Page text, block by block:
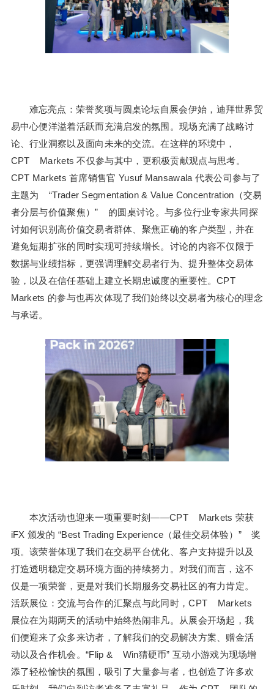
难忘亮点：荣誉奖项与圆桌论坛自展会伊始，迪拜世界贸
易中心便洋溢着活跃而充满启发的氛围。现场充满了战略讨
论、行业洞察以及面向未来的交流。在这样的环境中，
CPT Markets 不仅参与其中，更积极贡献观点与思考。
CPT Markets 首席销售官 Yusuf Mansawala 代表公司参与了
主题为 “Trader Segmentation & Value Concentration（交易
者分层与价值聚焦）” 的圆桌讨论。与多位行业专家共同探
讨如何识别高价值交易者群体、聚焦正确的客户类型，并在
避免短期扩张的同时实现可持续增长。讨论的内容不仅限于
数据与业绩指标，更强调理解交易者行为、提升整体交易体
验，以及在信任基础上建立长期忠诚度的重要性。CPT
Markets 的参与也再次体现了我们始终以交易者为核心的理念
与承诺。
本次活动也迎来一项重要时刻——CPT Markets 荣获
iFX 颁发的 “Best Trading Experience（最佳交易体验）” 奖
项。该荣誉体现了我们在交易平台优化、客户支持提升以及
打造透明稳定交易环境方面的持续努力。对我们而言，这不
仅是一项荣誉，更是对我们长期服务交易社区的有力肯定。
活跃展位：交流与合作的汇聚点与此同时，CPT Markets
展位在为期两天的活动中始终热闹非凡。从展会开场起，我
们便迎来了众多来访者，了解我们的交易解决方案、赠金活
动以及合作机会。“Flip & Win猜硬币” 互动小游戏为现场增
添了轻松愉快的氛围，吸引了大量参与者，也创造了许多欢